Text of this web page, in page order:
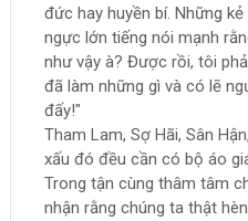
đức hay huyền bí. Những
ngực lớn tiếng nói mạnh
như vậy à? Được rồi, tôi
đã làm những gì và có lẽ
đấy!"
Tham Lam, Sợ Hãi, Sân
xấu đó đều cần có bộ áo
Trong tận cùng thâm tâm
nhận rằng chúng ta thật